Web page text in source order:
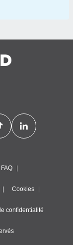
FAQ
Cookies
confidentialité